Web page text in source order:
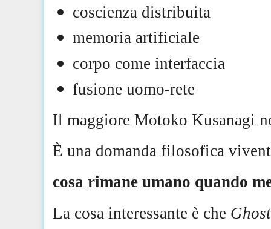
coscienza distribuita
memoria artificiale
corpo come interfaccia
fusione uomo-rete
Il maggiore Motoko Kusanagi
È una domanda filosofica
cosa rimane umano quando
La cosa interessante è che